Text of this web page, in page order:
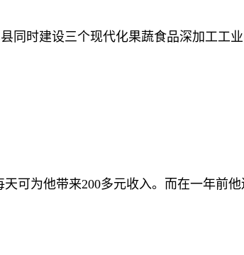
时建设三个现代化果蔬食品深加工工
为他带来200多元收入。而在一年前